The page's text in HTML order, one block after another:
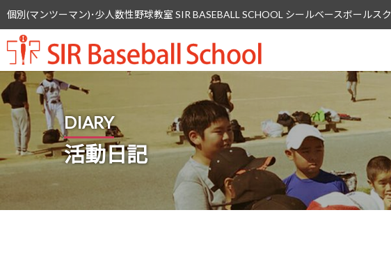
個別(マンツーマン)･少人数性野球教室 SIR BASEBALL SCHOOL シールベースボールス
SIR
DIARY
活動日記